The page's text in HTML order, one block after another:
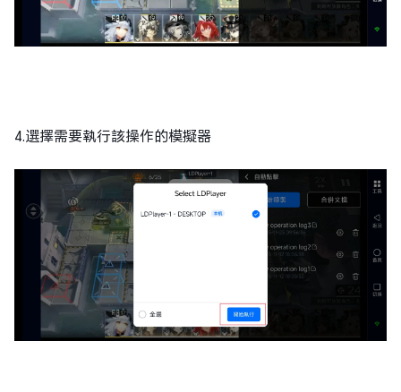
4.選擇需要執行該操作的模擬器